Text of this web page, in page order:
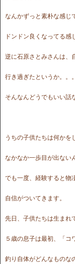
なんかずっと素朴な感じ
ドンドン良くなってる感
逆に石原さとみさんは、
行き過ぎたというか。。
そんなんどうでもいい話
うちの子供たちは何かを
なかなか一歩目が出ない
でも一度、経験すると物
自信がついてきます。
先日、子供たちは生まれ
５歳の息子は最初、「コ
釣り自体がどんなものな